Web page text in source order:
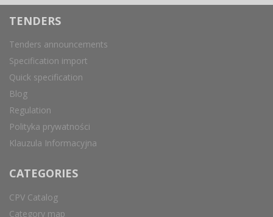
TENDERS
Tenders announcements
Specification import
Quick specification
Blog
Regulation
Polityka prywatności
Klauzula Informacyjna
CATEGORIES
CPV Catalog
Category map